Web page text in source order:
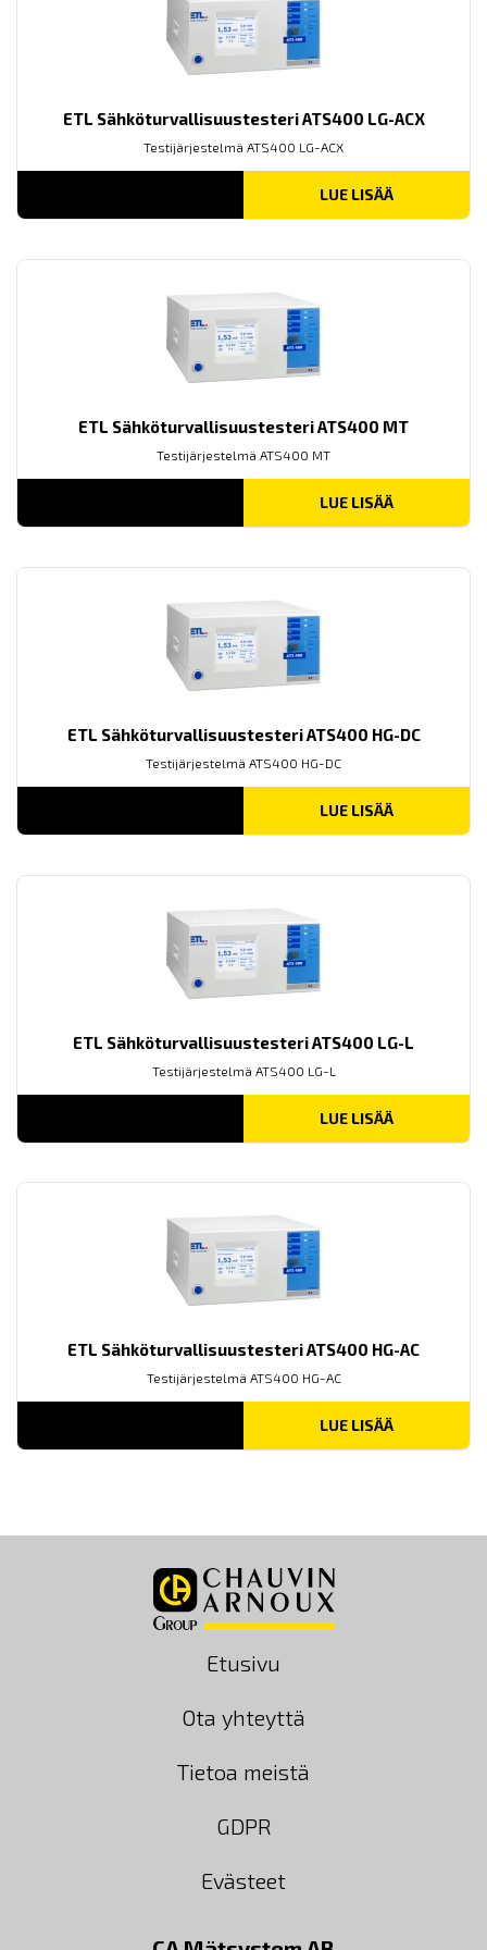
ETL Sähköturvallisuustesteri ATS400 LG-ACX
Testijärjestelmä ATS400 LG-ACX
LUE LISÄÄ
ETL Sähköturvallisuustesteri ATS400 MT
Testijärjestelmä ATS400 MT
LUE LISÄÄ
ETL Sähköturvallisuustesteri ATS400 HG-DC
Testijärjestelmä ATS400 HG-DC
LUE LISÄÄ
ETL Sähköturvallisuustesteri ATS400 LG-L
Testijärjestelmä ATS400 LG-L
LUE LISÄÄ
ETL Sähköturvallisuustesteri ATS400 HG-AC
Testijärjestelmä ATS400 HG-AC
LUE LISÄÄ
Etusivu
Ota yhteyttä
Tietoa meistä
GDPR
Evästeet